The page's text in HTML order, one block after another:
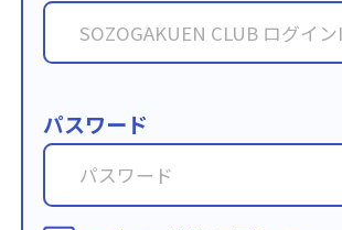
パスワード